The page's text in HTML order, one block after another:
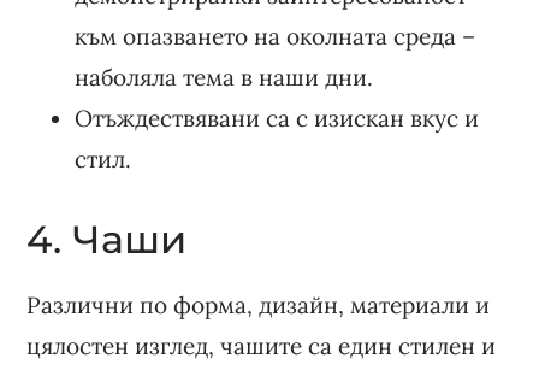
към опазването на околната среда –
наболяла тема в наши дни.
Отъждествявани са с изискан вкус и
стил.
4. Чаши
Различни по форма, дизайн, материали и
цялостен изглед, чашите са един стилен и